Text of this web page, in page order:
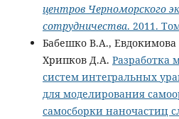
центров Черноморского
сотрудничества. 2011.
Бабешко В.А.,
Хрипков Д.А. Разработка
систем интегральных
для моделирования
самосборки наночастиц